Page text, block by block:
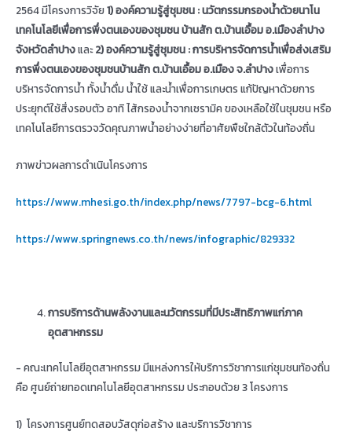
2564 มีโครงการวิจัย1)องค์ความรู้สู่ชุมชน : นวัตกรรมกรองน้ำด้วยนาโน
เทคโนโลยีเพื่อการพึ่งตนเองของชุมชน บ้านสัก ต.บ้านเอื้อม อ.เมืองลำปาง
จังหวัดลำปางและ2)องค์ความรู้สู่ชุมชน : การบริหารจัดการน้ำเพื่อส่งเสริม
การพึ่งตนเองของชุมชนบ้านสัก ต.บ้านเอื้อม อ.เมือง จ.ลำปางเพื่อการ
บริหารจัดการน้ำ ทั้งน้ำดื่ม น้ำใช้ และน้ำเพื่อการเกษตร แก้ปัญหาด้วยการ
ประยุกต์ใช้สิ่งรอบตัว อาทิ ไส้กรองน้ำจากเซรามิค ของเหลือใช้ในชุมชน หรือ
เทคโนโลยีการตรวจวัดคุณภาพน้ำอย่างง่ายที่อาศัยพืชใกล้ตัวในท้องถิ่น
ภาพข่าวผลการดำเนินโครงการ
https://www.mhesi.go.th/index.php/news/7797-bcg-6.html
https://www.springnews.co.th/news/infographic/829332
การบริการด้านพลังงานและนวัตกรรมที่มีประสิทธิภาพแก่ภาค
อุตสาหกรรม
- คณะเทคโนโลยีอุตสาหกรรม มีแหล่งการให้บริการวิชาการแก่ชุมชนท้องถิ่น
คือ ศูนย์ถ่ายทอดเทคโนโลยีอุตสาหกรรม ประกอบด้วย 3 โครงการ
1) โครงการศูนย์ทดสอบวัสดุก่อสร้าง และบริการวิชาการ